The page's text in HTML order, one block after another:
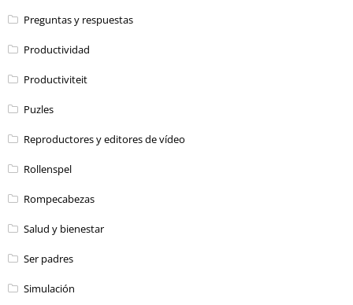
Preguntas y respuestas
Productividad
Productiviteit
Puzles
Reproductores y editores de vídeo
Rollenspel
Rompecabezas
Salud y bienestar
Ser padres
Simulación